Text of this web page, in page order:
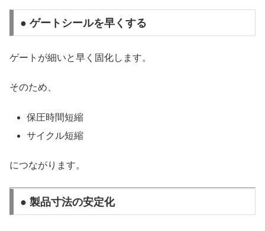
● ゲートシールを早くする
ゲートが細いと早く固化します。
そのため、
保圧時間短縮
サイクル短縮
につながります。
● 製品寸法の安定化